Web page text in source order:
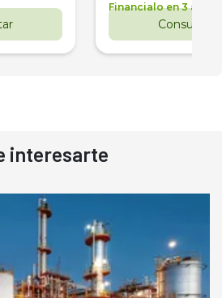
Financialo en 3 años
Consultar
interesarte